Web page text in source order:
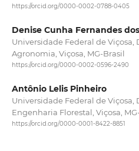
https://orcid.org/0000-0002-0788-0405
Denise Cunha Fernandes
Universidade Federal de
Agronomia, Viçosa, MG-Brasil
https://orcid.org/0000-0002-0596-2490
Antônio Lelis Pinheiro
Universidade Federal de
Engenharia Florestal, Viçosa,
https://orcid.org/0000-0001-8422-8851